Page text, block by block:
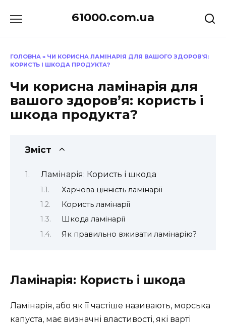
до
61000.com.ua
ГОЛОВНА » ЧИ КОРИСНА ЛАМІНАРІЯ ДЛЯ ВАШОГО ЗДОРОВ’Я:
КОРИСТЬ І ШКОДА ПРОДУКТА?
Чи корисна ламінарія для
вашого здоров’я: користь і
шкода продукта?
Зміст
Ламінарія: Користь і шкода
Харчова цінність ламінарії
Користь ламінарії
Шкода ламінарії
Як правильно вживати ламінарію?
Ламінарія: Користь і шкода
Ламінарія, або як її частіше називають, морська
капуста, має визначні властивості, які варті